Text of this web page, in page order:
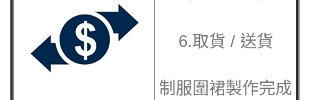
6.取貨 / 送貨
制服圍裙製作完成